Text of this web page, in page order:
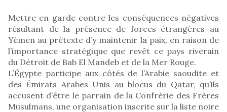
Mettre en garde contre les conséquences négatives
résultant de la présence de forces étrangères au
Yémen au prétexte d’y maintenir la paix, en raison de
l’importance stratégique que revêt ce pays riverain
du Détroit de Bab El Mandeb et de la Mer Rouge.
L’Égypte participe aux côtés de l’Arabie saoudite et
des Émirats Arabes Unis au blocus du Qatar, qu’ils
accusent d’être le parrain de la Confrérie des Frères
Musulmans, une organisation inscrite sur la liste noire